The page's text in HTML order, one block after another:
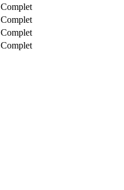
Complet
Complet
Complet
Complet